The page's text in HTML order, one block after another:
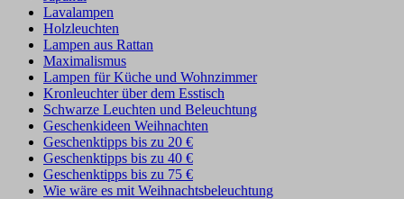
Lavalampen
Holzleuchten
Lampen aus Rattan
Maximalismus
Lampen für Küche und Wohnzimmer
Kronleuchter über dem Esstisch
Schwarze Leuchten und Beleuchtung
Geschenkideen Weihnachten
Geschenktipps bis zu 20 €
Geschenktipps bis zu 40 €
Geschenktipps bis zu 75 €
Wie wäre es mit Weihnachtsbeleuchtung